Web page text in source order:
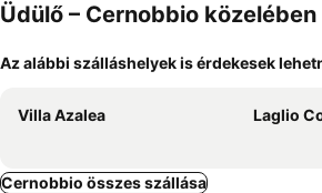
Üdülő – Cernobbio közelében
Az alábbi szálláshelyek is érdekesek
Villa Azalea Laglio
Cernobbio összes szállása